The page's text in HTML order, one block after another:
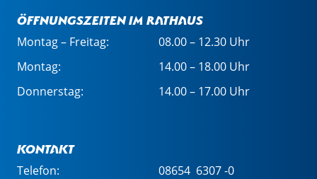
Öffnungszeiten im Rathaus
Montag – Freitag:
08.00 – 12.30 Uhr
Montag:
14.00 – 18.00 Uhr
Donnerstag:
14.00 – 17.00 Uhr
Kontakt
Telefon: 08654 6307 -0